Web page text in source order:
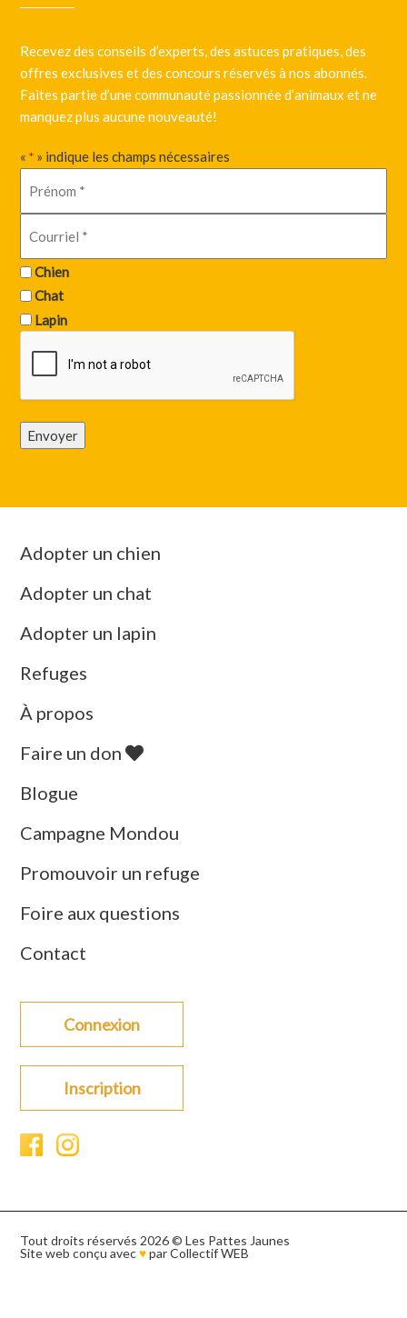
Recevez des conseils d’experts, des astuces pratiques, des
offres exclusives et des concours réservés à nos abonnés.
Faites partie d’une communauté passionnée d’animaux et ne
manquez plus aucune nouveauté!
«* » indique les champs nécessaires
Chien
Chat
Lapin
Envoyer
Adopter un chien
Adopter un chat
Adopter un lapin
Refuges
À propos
Faire un don
Blogue
Campagne Mondou
Promouvoir un refuge
Foire aux questions
Contact
Connexion
Inscription
Tout droits réservés 2026 © Les Pattes Jaunes
Site web conçu avec♥parCollectif WEB